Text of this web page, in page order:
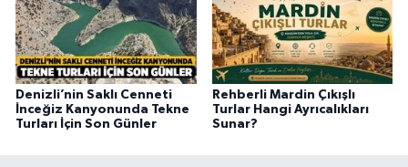
Denizli’nin Saklı Cenneti
İnceğiz Kanyonunda Tekne
Turları İçin Son Günler
Rehberli Mardin Çıkışlı
Turlar Hangi Ayrıcalıkları
Sunar?